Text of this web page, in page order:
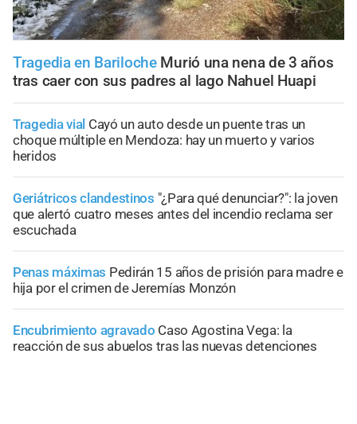
Tragedia en Bariloche Murió una nena de 3 años
tras caer con sus padres al lago Nahuel Huapi
Tragedia vial Cayó un auto desde un puente tras un
choque múltiple en Mendoza: hay un muerto y varios
heridos
Geriátricos clandestinos "¿Para qué denunciar?": la joven
que alertó cuatro meses antes del incendio reclama ser
escuchada
Penas máximas Pedirán 15 años de prisión para madre e
hija por el crimen de Jeremías Monzón
Encubrimiento agravado Caso Agostina Vega: la
reacción de sus abuelos tras las nuevas detenciones